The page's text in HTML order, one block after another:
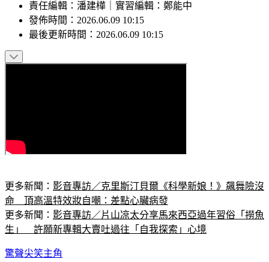
責任編輯 ： 潘建樺 實習編輯 ： 鄭能中
發佈時間： 2026.06.09 10:15
最後更新時間： 2026.06.09 10:15
更多新聞： 影音專訪／克里斯汀貝爾《科學新娘！》飆舞險沒
命　頂高溫特效妝自嘲：差點心臟病發
更多新聞： 影音專訪／片山凉太分享馬來西亞過年習俗「撈魚
生」　許願新專輯大賣吐過往「自我探索」心境
驚聲尖笑主角